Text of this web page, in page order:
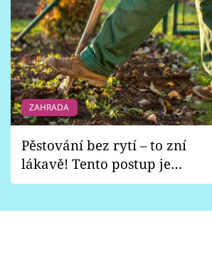
ZAHRADA
Pěstování bez rytí – to zní
lákavě! Tento postup je
vhodný jen pro některé